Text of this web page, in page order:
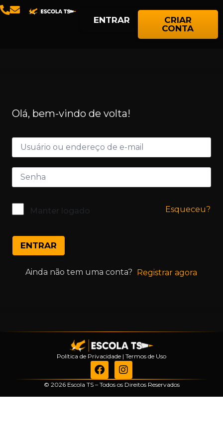
ENTRAR
CRIAR
CONTA
Olá, bem-vindo de volta!
Manter logado Esqueceu?
ENTRAR
Ainda não tem uma conta? Registrar agora
Política de Privacidade | Termos de Uso
© 2026 Escola TS – Todos os Direitos Reservados